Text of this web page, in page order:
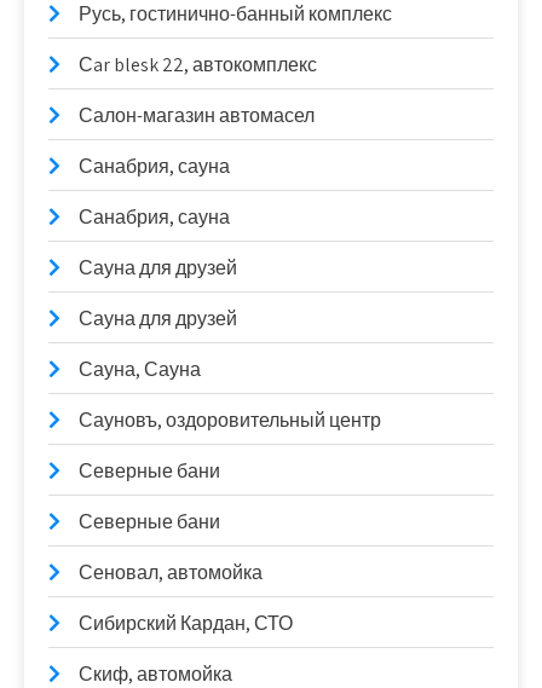
Русь, гостинично-банный комплекс
Сar blesk 22, автокомплекс
Салон-магазин автомасел
Санабрия, сауна
Санабрия, сауна
Сауна для друзей
Сауна для друзей
Сауна, Сауна
Сауновъ, оздоровительный центр
Северные бани
Северные бани
Сеновал, автомойка
Сибирский Кардан, СТО
Скиф, автомойка